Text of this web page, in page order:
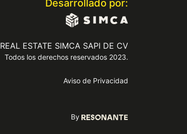
Desarrollado por:
REAL ESTATE SIMCA SAPI DE CV
Todos los derechos reservados 2023.
Aviso de Privacidad
By